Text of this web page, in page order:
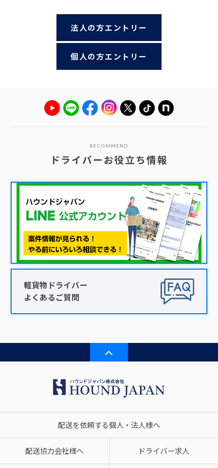
法人の方エントリー
個人の方エントリー
RECOMMEND
ドライバーお役立ち情報
軽貨物ドライバー
よくあるご質問
配送を依頼する個人・法人様へ
配送協力会社様へ ドライバー求人